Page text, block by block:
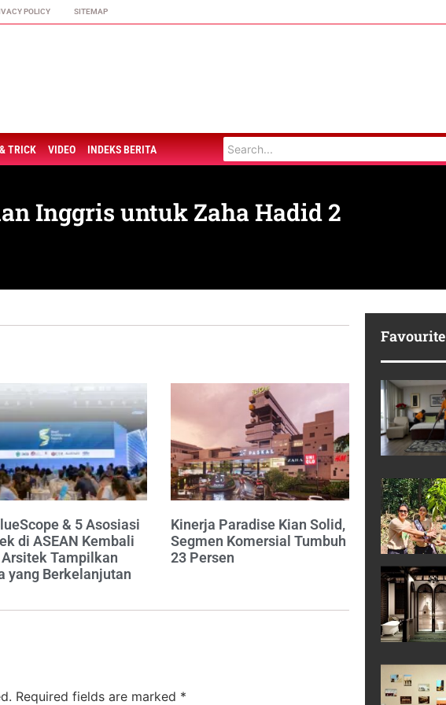
POLICY SITEMAP
TRICK VIDEO INDEKS BERITA
Inggris untuk Zaha Hadid 2
& 5 Asosiasi
di ASEAN Kembali
Tampilkan
yang Berkelanjutan
Kinerja Paradise Kian Solid,
Segmen Komersial Tumbuh
23 Persen
Required fields are marked *
Favourite